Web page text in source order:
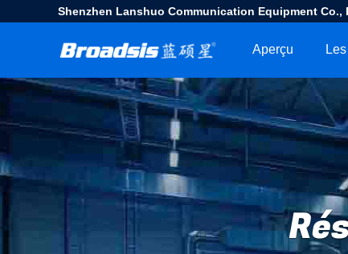
Shenzhen Lanshuo Communication Equipment Co.,
Aperçu